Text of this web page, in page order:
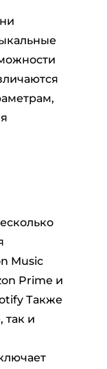
Music
Prime и
Также
так и